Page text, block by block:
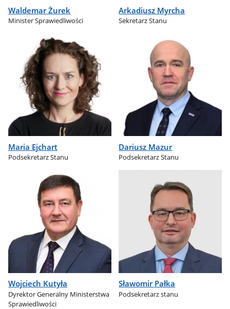
Waldemar Żurek
Minister Sprawiedliwości
Arkadiusz Myrcha
Sekretarz Stanu
Maria Ejchart
Podsekretarz Stanu
Dariusz Mazur
Podsekretarz Stanu
Wojciech Kutyła
Dyrektor Generalny Ministerstwa
Sprawiedliwości
Sławomir Pałka
Podsekretarz stanu